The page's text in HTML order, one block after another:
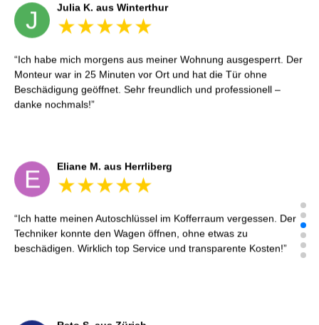
J Julia K. aus Winterthur
Ich habe mich morgens aus meiner Wohnung ausgesperrt. Der
Monteur war in 25 Minuten vor Ort und hat die Tür ohne
Beschädigung geöffnet. Sehr freundlich und professionell –
danke nochmals!
E Eliane M. aus Herrliberg
Ich hatte meinen Autoschlüssel im Kofferraum vergessen. Der
Techniker konnte den Wagen öffnen, ohne etwas zu
beschädigen. Wirklich top Service und transparente Kosten!